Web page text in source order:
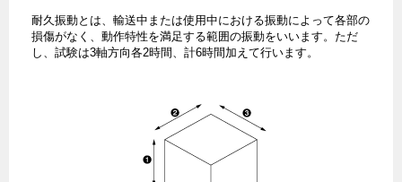
耐久振動とは、輸送中または使用中における振動によって各部の
損傷がなく、動作特性を満足する範囲の振動をいいます。ただ
し、試験は3軸方向各2時間、計6時間加えて行います。